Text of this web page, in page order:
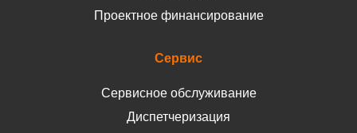
Проектное финансирование
Сервис
Сервисное обслуживание
Диспетчеризация